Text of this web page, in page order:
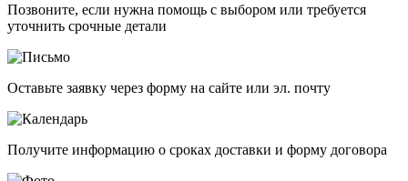
Позвоните, если нужна помощь с выбором или требуется
уточнить срочные детали
Оставьте заявку через форму на сайте или эл. почту
Получите информацию о сроках доставки и форму договора